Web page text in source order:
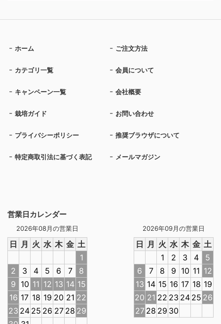
営業日カレンダー
2026年08月の営業日
日 月 火 水 木 金 土
1
2
3 4 5 6 7
8
9 10 11 12 13 14 15
16 17 18 19 20 21 22
23 24 25 26 27 28 29
2026年09月の営業日
日 月 火 水 木 金 土
1
2 3 4
5
6
7 8 9 10 11 12
13 14 15 16 17 18 19
20 21 22 23 24 25 26
27 28 29 30
ホーム ご注文方法
カテゴリ一覧 会員について
キャンペーン一覧 会社概要
栽培ガイド お問い合わせ
プライバシーポリシー 推奨ブラウザについて
特定商取引法に基づく表記 メールマガジン